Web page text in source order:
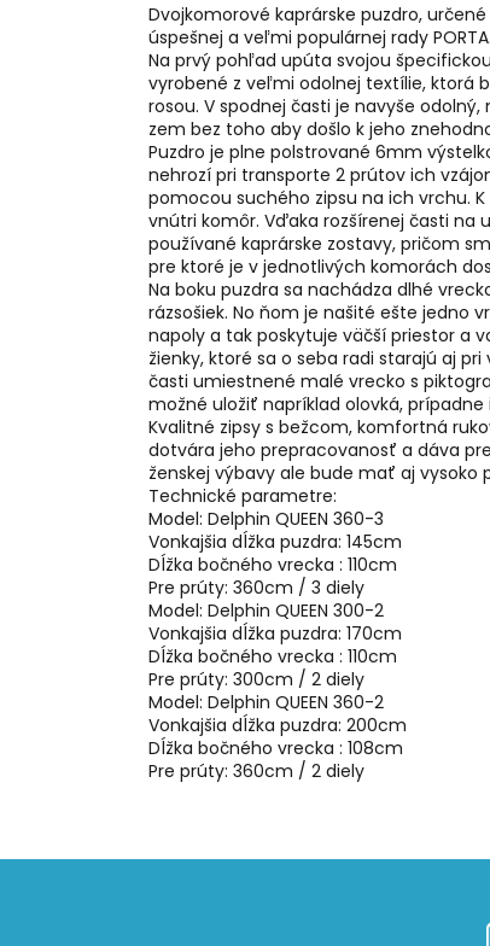
Dvojkomorové kaprárske puzdro,
úspešnej a veľmi populárnej rady PORTA.
Na prvý pohľad upúta svojou
vyrobené z veľmi odolnej textílie, ktorá
rosou. V spodnej časti je navyše
zem bez toho aby došlo k jeho
Puzdro je plne polstrované 6mm
nehrozí pri transporte 2 prútov ich
pomocou suchého zipsu na ich vrchu.
vnútri komôr. Vďaka rozšírenej časti na
používané kaprárske zostavy, pričom
pre ktoré je v jednotlivých komorách
Na boku puzdra sa nachádza dlhé
rázsošiek. No ňom je našité ešte jedno
napoly a tak poskytuje väčší priestor a
žienky, ktoré sa o seba radi starajú aj
časti umiestnené malé vrecko s
možné uložiť napríklad olovká, prípadne
Kvalitné zipsy s bežcom, komfortná
dotvára jeho prepracovanosť a dáva
ženskej výbavy ale bude mať aj vysoko
Technické parametre:
Model: Delphin QUEEN 360-3
Vonkajšia dĺžka puzdra: 145cm
Dĺžka bočného vrecka : 110cm
Pre prúty: 360cm / 3 diely
Model: Delphin QUEEN 300-2
Vonkajšia dĺžka puzdra: 170cm
Dĺžka bočného vrecka : 110cm
Pre prúty: 300cm / 2 diely
Model: Delphin QUEEN 360-2
Vonkajšia dĺžka puzdra: 200cm
Dĺžka bočného vrecka : 108cm
Pre prúty: 360cm / 2 diely